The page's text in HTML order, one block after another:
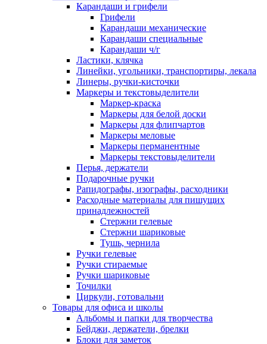
Карандаши и грифели
Грифели
Карандаши механические
Карандаши специальные
Карандаши ч/г
Ластики, клячка
Линейки, угольники, транспортиры, лекала
Линеры, ручки-кисточки
Маркеры и текстовыделители
Маркер-краска
Маркеры для белой доски
Маркеры для флипчартов
Маркеры меловые
Маркеры перманентные
Маркеры текстовыделители
Перья, держатели
Подарочные ручки
Рапидографы, изографы, расходники
Расходные материалы для пишущих
принадлежностей
Стержни гелевые
Стержни шариковые
Тушь, чернила
Ручки гелевые
Ручки стираемые
Ручки шариковые
Точилки
Циркули, готовальни
Товары для офиса и школы
Альбомы и папки для творчества
Бейджи, держатели, брелки
Блоки для заметок